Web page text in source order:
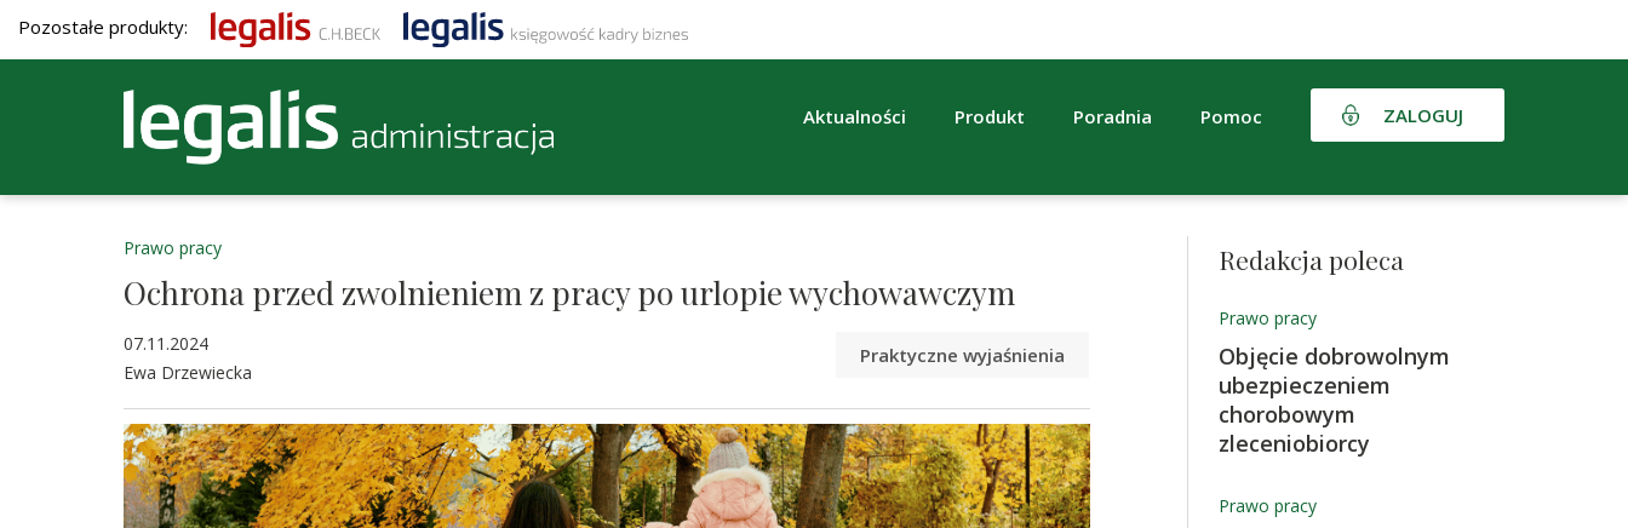
Pozostałe produkty:
Aktualności Produkt Poradnia Pomoc ZALOGUJ
Prawo pracy
Ochrona przed zwolnieniem z pracy po urlopie wychowawczym
07.11.2024
Ewa Drzewiecka
Praktyczne wyjaśnienia
Redakcja poleca
Prawo pracy
Objęcie dobrowolnym
ubezpieczeniem
chorobowym
zleceniobiorcy
Prawo pracy